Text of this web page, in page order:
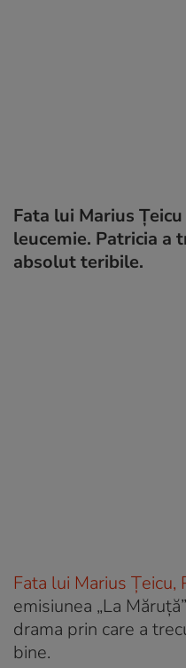
Fata lui Marius
leucemie. Patricia a
absolut teribile.
Fata lui Marius Țeicu,
emisiunea „La
drama prin care a
bine.